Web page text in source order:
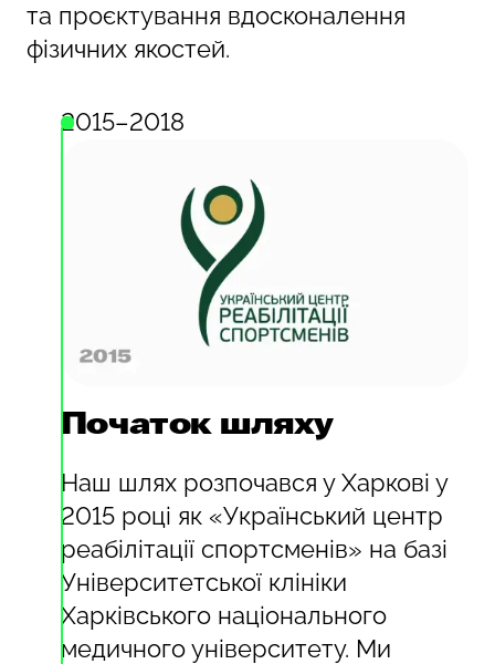
та проєктування вдосконалення
фізичних якостей.
2015–2018
Початок шляху
Наш шлях розпочався у Харкові у
2015 році як «Український центр
реабілітації спортсменів» на базі
Університетської клініки
Харківського національного
медичного університету. Ми